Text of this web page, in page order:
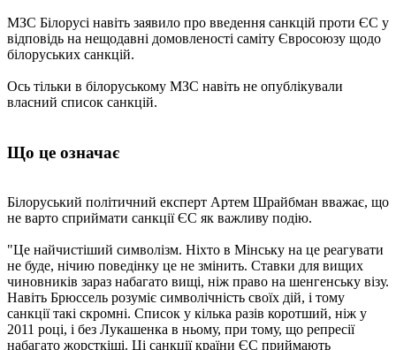
МЗС Білорусі навіть заявило про введення санкцій проти ЄС у
відповідь на нещодавні домовленості саміту Євросоюзу щодо
білоруських санкцій.
Ось тільки в білоруському МЗС навіть не опублікували
власний список санкцій.
Що це означає
Білоруський політичний експерт Артем Шрайбман вважає, що
не варто сприймати санкції ЄС як важливу подію.
"Це найчистіший символізм. Ніхто в Мінську на це реагувати
не буде, нічию поведінку це не змінить. Ставки для вищих
чиновників зараз набагато вищі, ніж право на шенгенську візу.
Навіть Брюссель розуміє символічність своїх дій, і тому
санкції такі скромні. Список у кілька разів коротший, ніж у
2011 році, і без Лукашенка в ньому, при тому, що репресії
набагато жорсткіші. Ці санкції країни ЄС приймають